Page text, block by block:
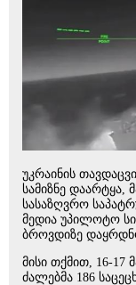
უკრაინის
სამიზნე დაარტყა,
სასაზღვრო
მედია უპილოტო
ბროვდიზე
მისი თქმით, 16-17
ძალებმა 186